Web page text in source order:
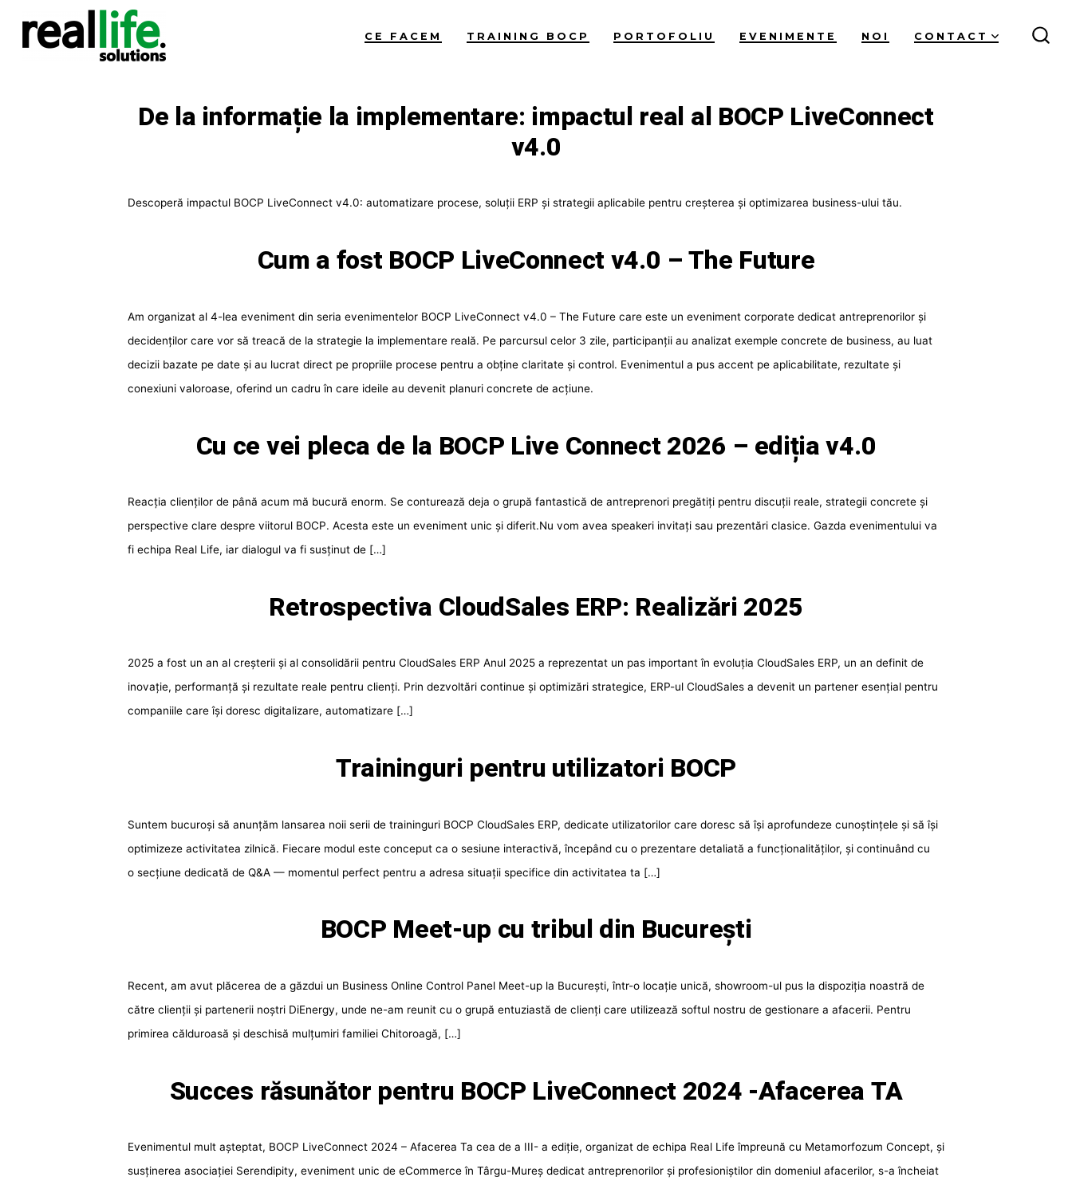
conținut
CE FACEM TRAINING BOCP PORTOFOLIU EVENIMENTE NOI CONTACT
De la informație la implementare: impactul real al BOCP LiveConnect
v4.0
Descoperă impactul BOCP LiveConnect v4.0: automatizare procese, soluții ERP și strategii aplicabile pentru creșterea și optimizarea business-ului tău.
Cum a fost BOCP LiveConnect v4.0 – The Future
Am organizat al 4-lea eveniment din seria evenimentelor BOCP LiveConnect v4.0 – The Future care este un eveniment corporate dedicat antreprenorilor și
decidenților care vor să treacă de la strategie la implementare reală. Pe parcursul celor 3 zile, participanții au analizat exemple concrete de business, au luat
decizii bazate pe date și au lucrat direct pe propriile procese pentru a obține claritate și control. Evenimentul a pus accent pe aplicabilitate, rezultate și
conexiuni valoroase, oferind un cadru în care ideile au devenit planuri concrete de acțiune.
Cu ce vei pleca de la BOCP Live Connect 2026 – ediția v4.0
Reacția clienților de până acum mă bucură enorm. Se conturează deja o grupă fantastică de antreprenori pregătiți pentru discuții reale, strategii concrete și
perspective clare despre viitorul BOCP. Acesta este un eveniment unic și diferit.Nu vom avea speakeri invitați sau prezentări clasice. Gazda evenimentului va
fi echipa Real Life, iar dialogul va fi susținut de […]
Retrospectiva CloudSales ERP: Realizări 2025
2025 a fost un an al creșterii și al consolidării pentru CloudSales ERP Anul 2025 a reprezentat un pas important în evoluția CloudSales ERP, un an definit de
inovație, performanță și rezultate reale pentru clienți. Prin dezvoltări continue și optimizări strategice, ERP-ul CloudSales a devenit un partener esențial pentru
companiile care își doresc digitalizare, automatizare […]
Traininguri pentru utilizatori BOCP
Suntem bucuroși să anunțăm lansarea noii serii de traininguri BOCP CloudSales ERP, dedicate utilizatorilor care doresc să își aprofundeze cunoștințele și să își
optimizeze activitatea zilnică. Fiecare modul este conceput ca o sesiune interactivă, începând cu o prezentare detaliată a funcționalităților, și continuând cu
o secțiune dedicată de Q&A — momentul perfect pentru a adresa situații specifice din activitatea ta […]
BOCP Meet-up cu tribul din București
Recent, am avut plăcerea de a găzdui un Business Online Control Panel Meet-up la București, într-o locație unică, showroom-ul pus la dispoziția noastră de
către clienții și partenerii noștri DiEnergy, unde ne-am reunit cu o grupă entuziastă de clienți care utilizează softul nostru de gestionare a afacerii. Pentru
primirea călduroasă și deschisă mulțumiri familiei Chitoroagă, […]
Succes răsunător pentru BOCP LiveConnect 2024 -Afacerea TA
Evenimentul mult așteptat, BOCP LiveConnect 2024 – Afacerea Ta cea de a III- a ediție, organizat de echipa Real Life împreună cu Metamorfozum Concept, și
susținerea asociației Serendipity, eveniment unic de eCommerce în Târgu-Mureș dedicat antreprenorilor și profesioniștilor din domeniul afacerilor, s-a încheiat